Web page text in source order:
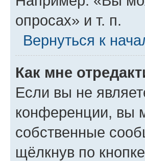
опросах» и т. п.
Вернуться к
Как мне
Если вы не
конференции, вы
собственные
щёлкнув по кнопке